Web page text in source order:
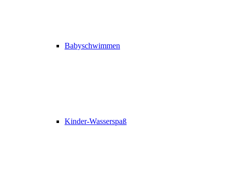
Babyschwimmen
Kinder-Wasserspaß